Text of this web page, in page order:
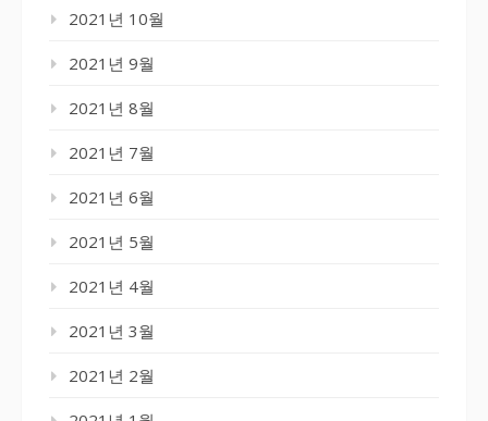
2021년 10월
2021년 9월
2021년 8월
2021년 7월
2021년 6월
2021년 5월
2021년 4월
2021년 3월
2021년 2월